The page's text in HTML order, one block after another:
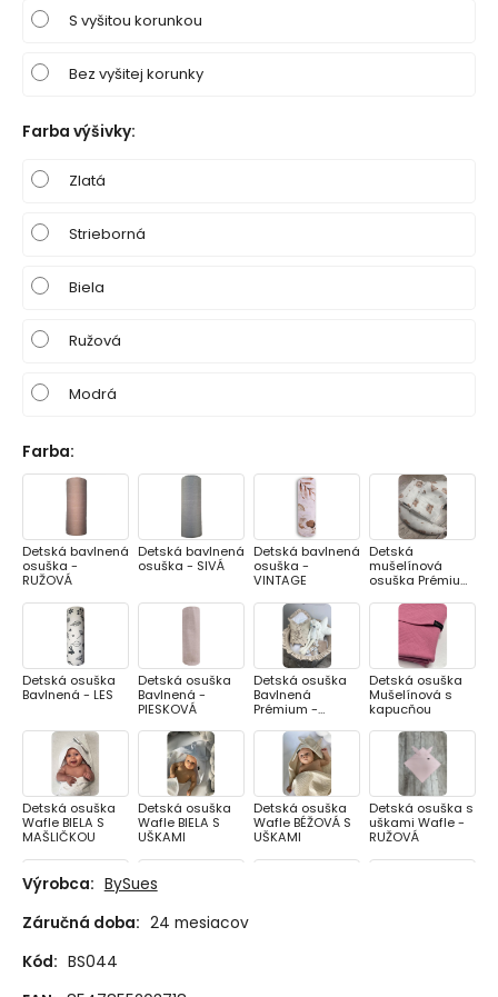
S vyšitou korunkou
Bez vyšitej korunky
Farba výšivky:
Zlatá
Strieborná
Biela
Ružová
Modrá
Farba:
Detská bavlnená
osuška -
RUŽOVÁ
Detská bavlnená
osuška - SIVÁ
Detská bavlnená
osuška -
VINTAGE
Detská
mušelínová
osuška Prémium
KOZERAWSKI
Detská osuška
Bavlnená - LES
Detská osuška
Bavlnená -
PIESKOVÁ
Detská osuška
Bavlnená
Prémium -
ZVIERATKÁ
Detská osuška
Mušelínová s
kapucňou
Detská osuška
Wafle BIELA S
MAŠLIČKOU
Detská osuška
Wafle BIELA S
UŠKAMI
Detská osuška
Wafle BÉŽOVÁ S
UŠKAMI
Detská osuška s
uškami Wafle -
RUŽOVÁ
výšivkou Mušelín
- KORUNKA NEW
Výrobca: BySues
Záručná doba: 24 mesiacov
Kód: BS044